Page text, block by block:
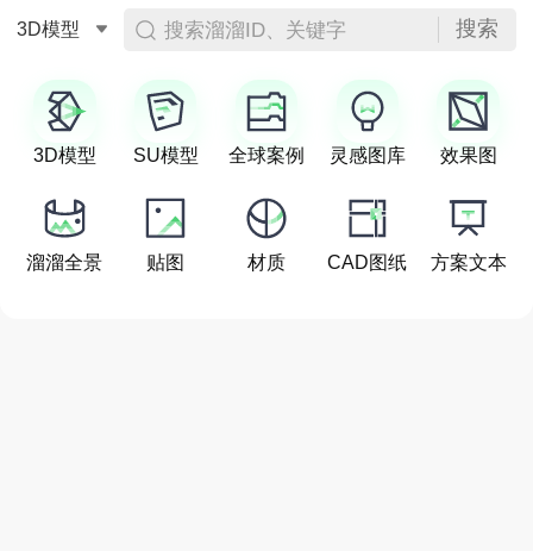
3D模型 搜索溜溜ID、关键字 搜索
3D模型 SU模型 全球案例 灵感图库 效果图
溜溜全景 贴图 材质 CAD图纸 方案文本